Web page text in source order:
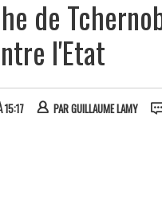
de
l'Etat
15:17 PARGUILLAUME LAMY